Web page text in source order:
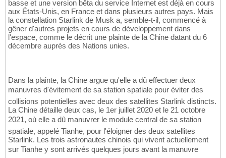
basse et une version bêta du service Internet est déjà en cours
aux États-Unis, en France et dans plusieurs autres pays. Mais
la constellation Starlink de Musk a, semble-t-il, commencé à
gêner d'autres projets en cours de développement dans
l'espace, comme le décrit une plainte de la Chine datant du 6
décembre auprès des Nations unies.
Dans la plainte, la Chine argue qu'elle a dû effectuer deux
manuvres d'évitement de sa station spatiale pour éviter des
collisions potentielles avec deux des satellites Starlink distincts.
La Chine détaille deux cas, le 1er juillet 2020 et le 21 octobre
2021, où elle a dû manuvrer le module central de sa station
spatiale, appelé Tianhe, pour l'éloigner des deux satellites
Starlink. Les trois astronautes chinois qui vivent actuellement
sur Tianhe y sont arrivés quelques jours avant la manuvre